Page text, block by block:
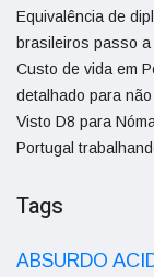
Equivalência de
brasileiros passo
Custo de vida em
detalhado para
Visto D8 para
Portugal
Tags
ABSURDO